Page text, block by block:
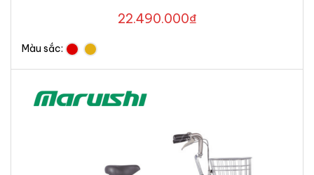
22.490.000₫
Màu sắc: